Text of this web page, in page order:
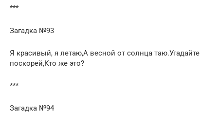
***
Загадка №93
Я красивый, я летаю,А весной от солнца таю.Угадайте
поскорей,Кто же это?
***
Загадка №94